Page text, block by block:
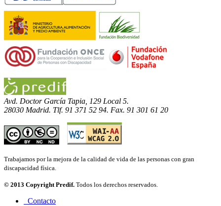
Avd. Doctor García Tapia, 129 Local 5.
28030 Madrid. Tlf. 91 371 52 94. Fax. 91 301 61 20
Trabajamos por la mejora de la calidad de vida de las personas con gran
discapacidad física.
© 2013 Copyright Predif. Todos los derechos reservados.
Contacto